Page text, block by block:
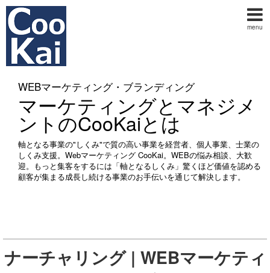
menu
WEBマーケティング・ブランディング
マーケティングとマネジメ
ントのCooKaiとは
軸となる事業の"しくみ"で質の高い事業を経営者、個人事業、士業の
しくみ支援。Webマーケティング CooKai。WEBの悩み相談、大歓
迎。もっと集客をするには「軸となるしくみ」驚くほど価値を認める
顧客が集まる成長し続ける事業のお手伝いを通じて解決します。
ナーチャリング | WEBマーケティ